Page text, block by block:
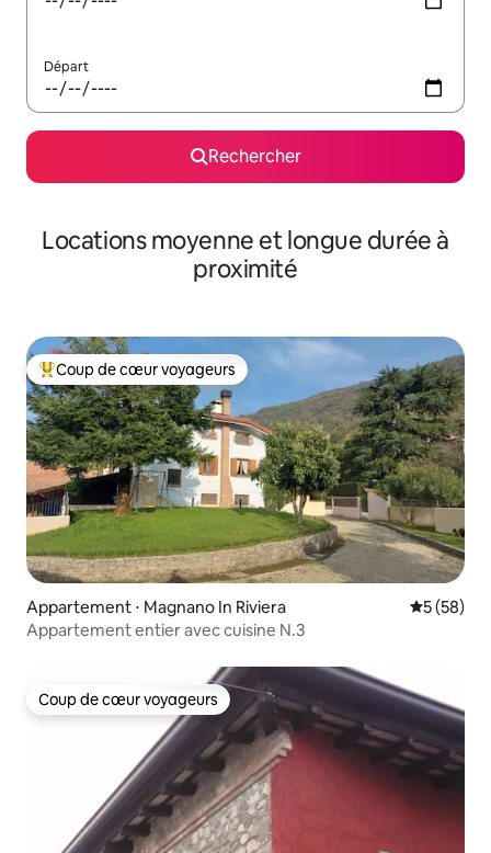
Départ
Rechercher
Locations moyenne et longue durée à
proximité
Coups de cœur voyageurs les plus appréciés
Coup de cœur voyageurs
Appartement ⋅ Magnano In Riviera
5 (58)
Appartement entier avec cuisine N.3
Coup de cœur voyageurs
Coup de cœur voyageurs